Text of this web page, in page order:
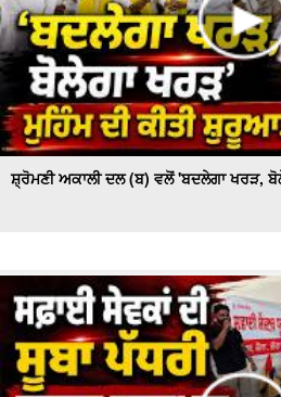
ਸ਼੍ਰੋਮਣੀ ਅਕਾਲੀ ਦਲ (ਬ) ਵਲੋਂ 'ਬਦਲੇਗਾ ਖਰੜ,